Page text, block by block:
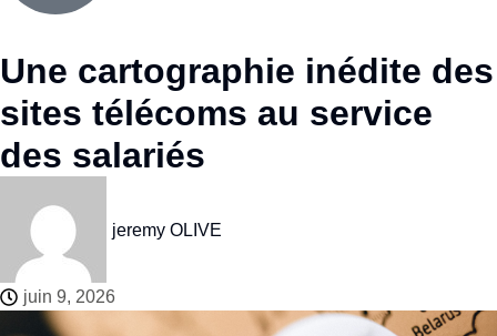
Une cartographie inédite des
sites télécoms au service
des salariés
jeremy OLIVE
juin 9, 2026